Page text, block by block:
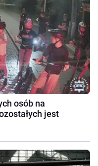
osób na
jest